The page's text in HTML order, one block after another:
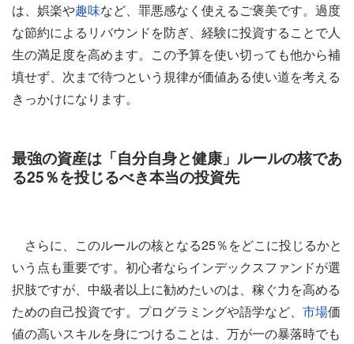
は、娯楽や趣味など、罪悪感なく使えるご褒美です。過度
な節約によるリバウンドを防ぎ、経験に投資することで人
生の満足度を高めます。この予算を使い切っても他から補
填せず、次まで待つという規律が価値ある使い道を考える
きっかけになります。
最強の資産は「自分自身と健康」ルールの核であ
る25％を投じるべき本当の投資先
さらに、このルールの核となる25％をどこに投じるかと
いう点も重要です。初心者ならインデックスファンドが選
択肢ですが、中級者以上に勧めたいのは、稼ぐ力を高める
ための自己投資です。プログラミングや語学など、 市場価
値の高いスキルを身につけることは、万が一の暴落時でも